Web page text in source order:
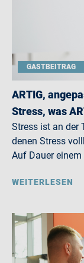
GASTBEITRAG
ARTIG,
Stress, was
Stress ist an der
denen Stress
Auf Dauer
WEITERLESEN